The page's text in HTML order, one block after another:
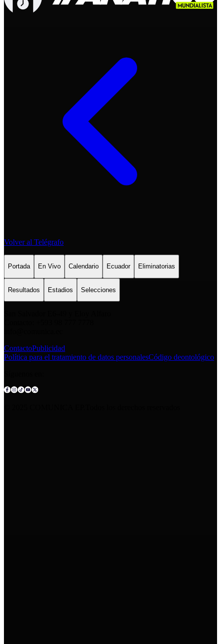
Volver al Telégrafo
Portada En Vivo Calendario Ecuador Eliminatorias
Resultados Estadios Selecciones
ContactoPublicidad
Política para el tratamiento de datos personalesCódigo deontológico